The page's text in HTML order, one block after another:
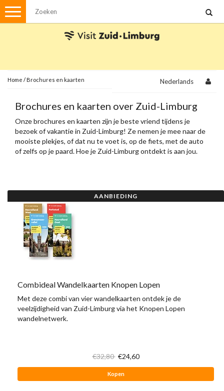
Menu
Met de auto
Visvergunningen
Brochures en kaarten
Plattegronden
Uit de streek
Streekpakketten
Kerstpakketten
Ansichtkaarten
Home / Brochures en kaarten Nederlands
Brochures en kaarten over Zuid-Limburg
Onze brochures en kaarten zijn je beste vriend tijdens je
bezoek of vakantie in Zuid-Limburg! Ze nemen je mee naar de
mooiste plekjes, of dat nu te voet is, op de fiets, met de auto
of zelfs op je paard. Hoe je Zuid-Limburg ontdekt is aan jou.
AANBIEDING
Combideal Wandelkaarten Knopen Lopen
Met deze combi van vier wandelkaarten ontdek je de
veelzijdigheid van Zuid-Limburg via het Knopen Lopen
wandelnetwerk.
€32,80 €24,60
Kopen